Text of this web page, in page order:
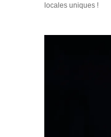
locales uniques !